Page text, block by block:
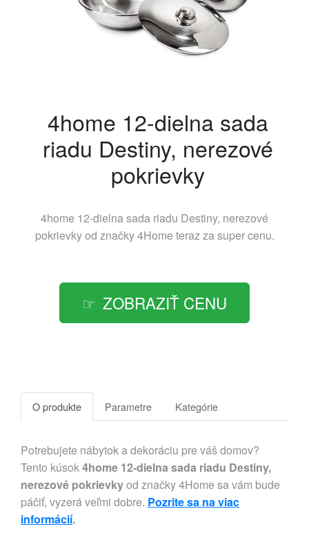
4home 12-dielna sada
riadu Destiny, nerezové
pokrievky
4home 12-dielna sada riadu Destiny, nerezové
pokrievky od značky4Home teraz za super cenu.
ZOBRAZIŤ CENU
O produkte Parametre Kategórie
Potrebujete nábytok a dekoráciu pre váš domov?
Tento kúsok4home 12-dielna sada riadu Destiny,
nerezové pokrievkyod značky 4Home sa vám bude
páčiť, vyzerá veľmi dobre. Pozrite sa na viac
informácií.